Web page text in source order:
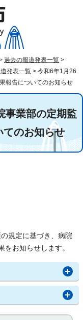
過去の報道発表一覧 >
発表一覧 > 令和6年1月26
報告についてのお知らせ
業部の定期監
てのお知らせ
規定に基づき、病院
お知らせします。